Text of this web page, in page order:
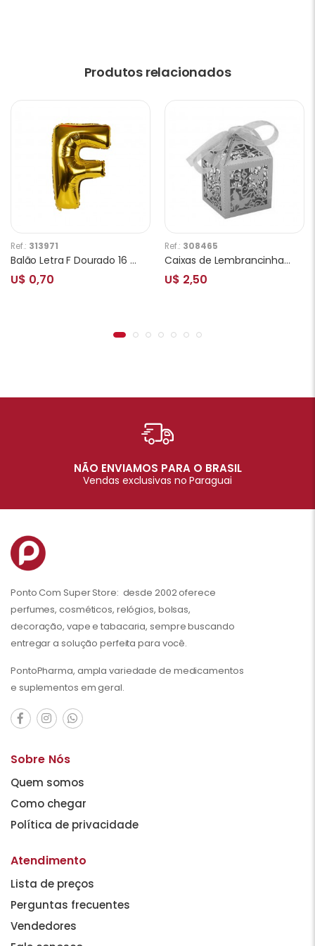
Produtos relacionados
Ref.: 313971
Balão Letra F Dourado 16 Polegadas
U$ 0,70
Ref.: 308465
Caixas de Lembrancinhas para Festa Borboleta T03 Cinza
U$ 2,50
NÃO ENVIAMOS PARA O BRASIL
Vendas exclusivas no Paraguai
Ponto Com Super Store: desde 2002 oferece
perfumes, cosméticos, relógios, bolsas,
decoração, vape e tabacaria, sempre buscando
entregar a solução perfeita para você.
PontoPharma, ampla variedade de medicamentos
e suplementos em geral.
Sobre Nós
Quem somos
Como chegar
Política de privacidade
Atendimento
Lista de preços
Perguntas frecuentes
Vendedores